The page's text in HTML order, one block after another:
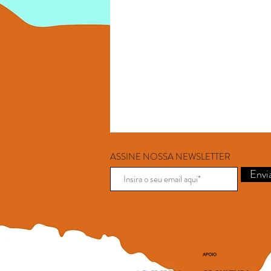
ASSINE NOSSA NEWSLETTER